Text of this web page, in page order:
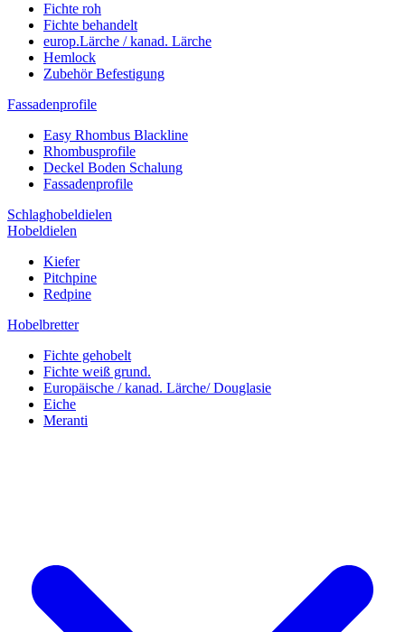
Fichte roh
Fichte behandelt
europ.Lärche / kanad. Lärche
Hemlock
Zubehör Befestigung
Fassadenprofile
Easy Rhombus Blackline
Rhombusprofile
Deckel Boden Schalung
Fassadenprofile
Schlaghobeldielen
Hobeldielen
Kiefer
Pitchpine
Redpine
Hobelbretter
Fichte gehobelt
Fichte weiß grund.
Europäische / kanad. Lärche/ Douglasie
Eiche
Meranti